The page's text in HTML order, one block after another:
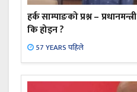
हर्क साम्पाङको प्रश्न –
कि होइन ?
57 YEARS पहिले